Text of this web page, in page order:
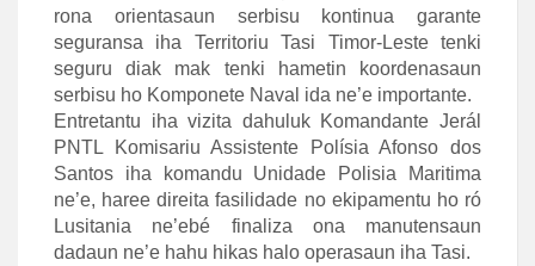
rona orientasaun serbisu kontinua garante
seguransa iha Territoriu Tasi Timor-Leste tenki
seguru diak mak tenki hametin koordenasaun
serbisu ho Komponete Naval ida ne’e importante.
Entretantu iha vizita dahuluk Komandante Jerál
PNTL Komisariu Assistente Polísia Afonso dos
Santos iha komandu Unidade Polisia Maritima
ne’e, haree direita fasilidade no ekipamentu ho ró
Lusitania ne’ebé finaliza ona manutensaun
dadaun ne’e hahu hikas halo operasaun iha Tasi.